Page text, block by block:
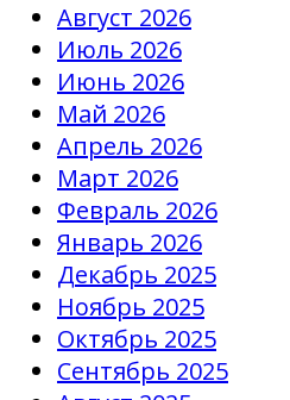
Август 2026
Июль 2026
Июнь 2026
Май 2026
Апрель 2026
Март 2026
Февраль 2026
Январь 2026
Декабрь 2025
Ноябрь 2025
Октябрь 2025
Сентябрь 2025